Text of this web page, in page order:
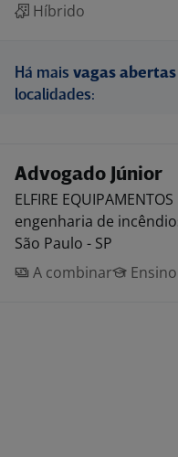
Híbrido
Há mais vagas
localidades:
Advogado Júnior
ELFIRE
engenharia de
São Paulo - SP
A combinar